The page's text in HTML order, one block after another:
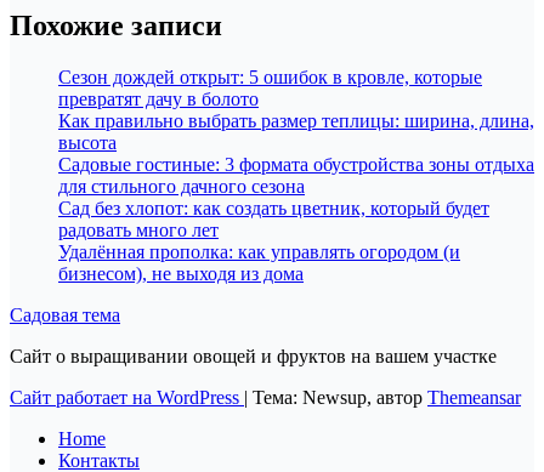
Похожие записи
Сезон дождей открыт: 5 ошибок в кровле, которые
превратят дачу в болото
Как правильно выбрать размер теплицы: ширина, длина,
высота
Садовые гостиные: 3 формата обустройства зоны отдыха
для стильного дачного сезона
Сад без хлопот: как создать цветник, который будет
радовать много лет
Удалённая прополка: как управлять огородом (и
бизнесом), не выходя из дома
Садовая тема
Сайт о выращивании овощей и фруктов на вашем участке
Сайт работает на WordPress | Тема: Newsup, автор Themeansar
Home
Контакты